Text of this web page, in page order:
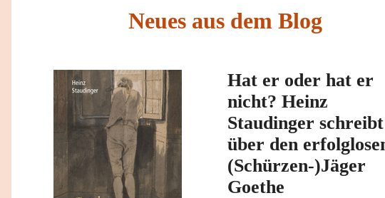
Neues aus dem Blog
Hat er oder hat er
nicht? Heinz
Staudinger schreibt
über den
(Schürzen-)Jäger
Goethe